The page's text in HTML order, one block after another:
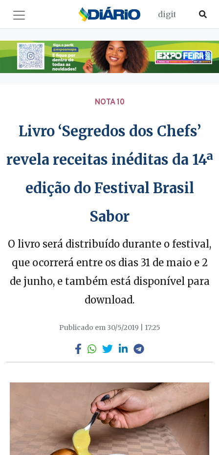
NOTA 10
Livro ‘Segredos dos Chefs’
revela receitas inéditas da 14ª
edição do Festival Brasil
Sabor
O livro será distribuído durante o festival,
que ocorrerá entre os dias 31 de maio e 2
de junho, e também está disponível para
download.
Publicado em 30/5/2019 | 17:25